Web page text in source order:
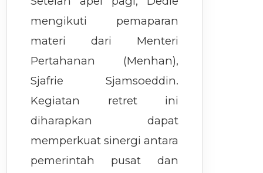
mengikuti pemaparan
materi dari Menteri
Pertahanan (Menhan),
Sjafrie Sjamsoeddin.
Kegiatan retret ini
diharapkan dapat
memperkuat sinergi antara
pemerintah pusat dan